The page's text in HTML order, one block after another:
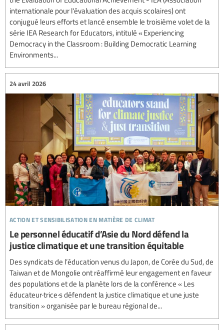
internationale pour l'évaluation des acquis scolaires) ont
conjugué leurs efforts et lancé ensemble le troisième volet de la
série IEA Research for Educators, intitulé « Experiencing
Democracy in the Classroom : Building Democratic Learning
Environments...
action et sensibilisation en matière de climat
24 avril 2026
Le personnel éducatif d’Asie du Nord défend la
justice climatique et une transition équitable
Des syndicats de l’éducation venus du Japon, de Corée du Sud, de
Taiwan et de Mongolie ont réaffirmé leur engagement en faveur
des populations et de la planète lors de la conférence « Les
éducateur·trice·s défendent la justice climatique et une juste
transition » organisée par le bureau régional de...